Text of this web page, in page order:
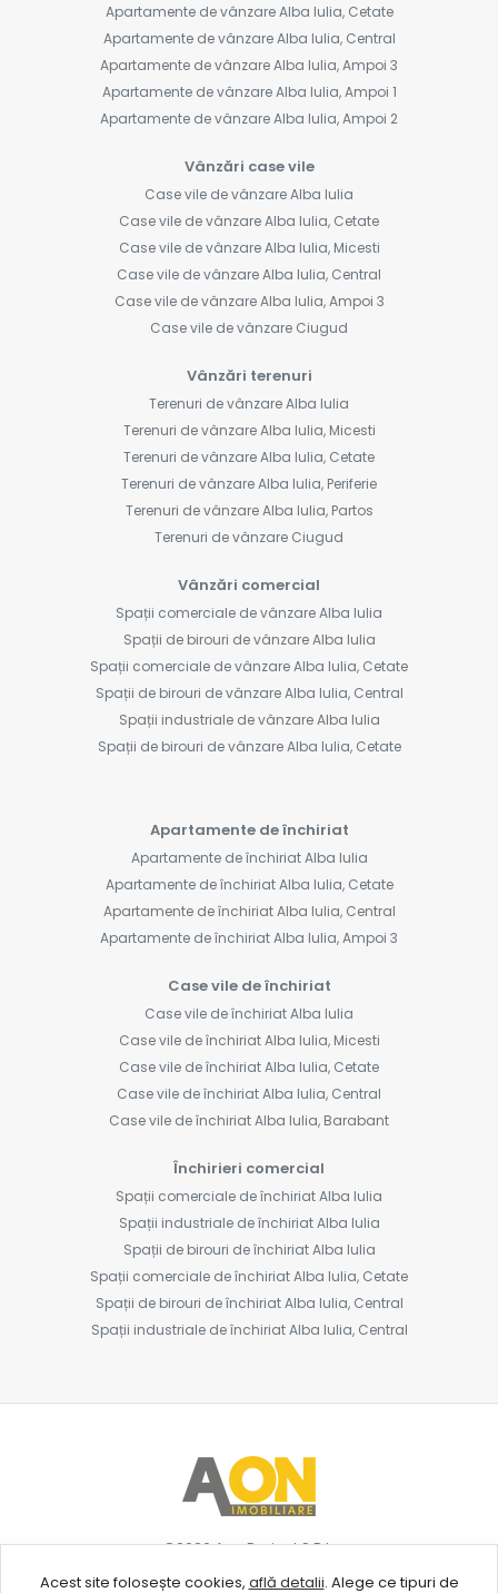
Apartamente de vânzare Alba Iulia, Cetate
Apartamente de vânzare Alba Iulia, Central
Apartamente de vânzare Alba Iulia, Ampoi 3
Apartamente de vânzare Alba Iulia, Ampoi 1
Apartamente de vânzare Alba Iulia, Ampoi 2
Vânzări case vile
Case vile de vânzare Alba Iulia
Case vile de vânzare Alba Iulia, Cetate
Case vile de vânzare Alba Iulia, Micesti
Case vile de vânzare Alba Iulia, Central
Case vile de vânzare Alba Iulia, Ampoi 3
Case vile de vânzare Ciugud
Vânzări terenuri
Terenuri de vânzare Alba Iulia
Terenuri de vânzare Alba Iulia, Micesti
Terenuri de vânzare Alba Iulia, Cetate
Terenuri de vânzare Alba Iulia, Periferie
Terenuri de vânzare Alba Iulia, Partos
Terenuri de vânzare Ciugud
Vânzări comercial
Spații comerciale de vânzare Alba Iulia
Spații de birouri de vânzare Alba Iulia
Spații comerciale de vânzare Alba Iulia, Cetate
Spații de birouri de vânzare Alba Iulia, Central
Spații industriale de vânzare Alba Iulia
Spații de birouri de vânzare Alba Iulia, Cetate
Apartamente de închiriat
Apartamente de închiriat Alba Iulia
Apartamente de închiriat Alba Iulia, Cetate
Apartamente de închiriat Alba Iulia, Central
Apartamente de închiriat Alba Iulia, Ampoi 3
Case vile de închiriat
Case vile de închiriat Alba Iulia
Case vile de închiriat Alba Iulia, Micesti
Case vile de închiriat Alba Iulia, Cetate
Case vile de închiriat Alba Iulia, Central
Case vile de închiriat Alba Iulia, Barabant
Închirieri comercial
Spații comerciale de închiriat Alba Iulia
Spații industriale de închiriat Alba Iulia
Spații de birouri de închiriat Alba Iulia
Spații comerciale de închiriat Alba Iulia, Cetate
Spații de birouri de închiriat Alba Iulia, Central
Spații industriale de închiriat Alba Iulia, Central
©2026Aon Project S.R.L.
Acest site folosește cookies, află detalii. Alege ce tipuri de